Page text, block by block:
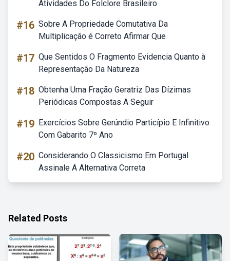
Atividades Do Folclore Brasileiro
#16 Sobre A Propriedade Comutativa Da
Multiplicação é Correto Afirmar Que
#17 Que Sentidos O Fragmento Evidencia Quanto à
Representação Da Natureza
#18 Obtenha Uma Fração Geratriz Das Dízimas
Periódicas Compostas A Seguir
#19 Exercícios Sobre Gerúndio Particípio E Infinitivo
Com Gabarito 7º Ano
#20 Considerando O Classicismo Em Portugal
Assinale A Alternativa Correta
Related Posts